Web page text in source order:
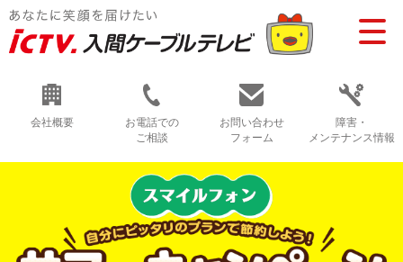
会社概要
お電話での
ご相談
お問い合わせ
フォーム
障害・
メンテナンス情報